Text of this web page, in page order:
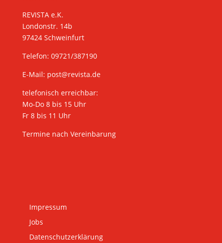
REVISTA e.K.
Londonstr. 14b
97424 Schweinfurt
Telefon: 09721/387190
E-Mail: post@revista.de
telefonisch erreichbar:
Mo-Do 8 bis 15 Uhr
Fr 8 bis 11 Uhr
Termine nach Vereinbarung
Impressum
Jobs
Datenschutzerklärung